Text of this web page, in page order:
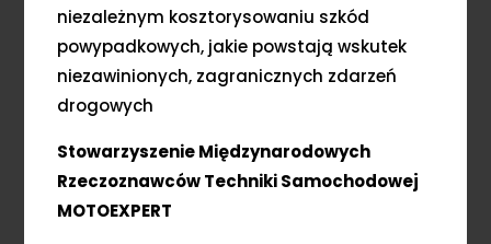
niezależnym kosztorysowaniu szkód
powypadkowych, jakie powstają wskutek
niezawinionych, zagranicznych zdarzeń
drogowych
Stowarzyszenie Międzynarodowych
Rzeczoznawców Techniki Samochodowej
MOTOEXPERT